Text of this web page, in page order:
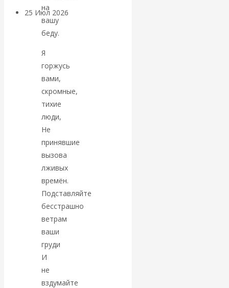
25 Июл 2026
интервью и беседы
«Об этом
молчат»:
экономист
Валентин
Катасонов
считает, что
кризис в
банковской
сфере России
уже начался
на
вашу
беду.
Я
горжусь
вами,
скромные,
тихие
люди,
Не
принявшие
вызова
лживых
времён.
Подставляйте
бесстрашно
ветрам
ваши
груди
И
не
вздумайте